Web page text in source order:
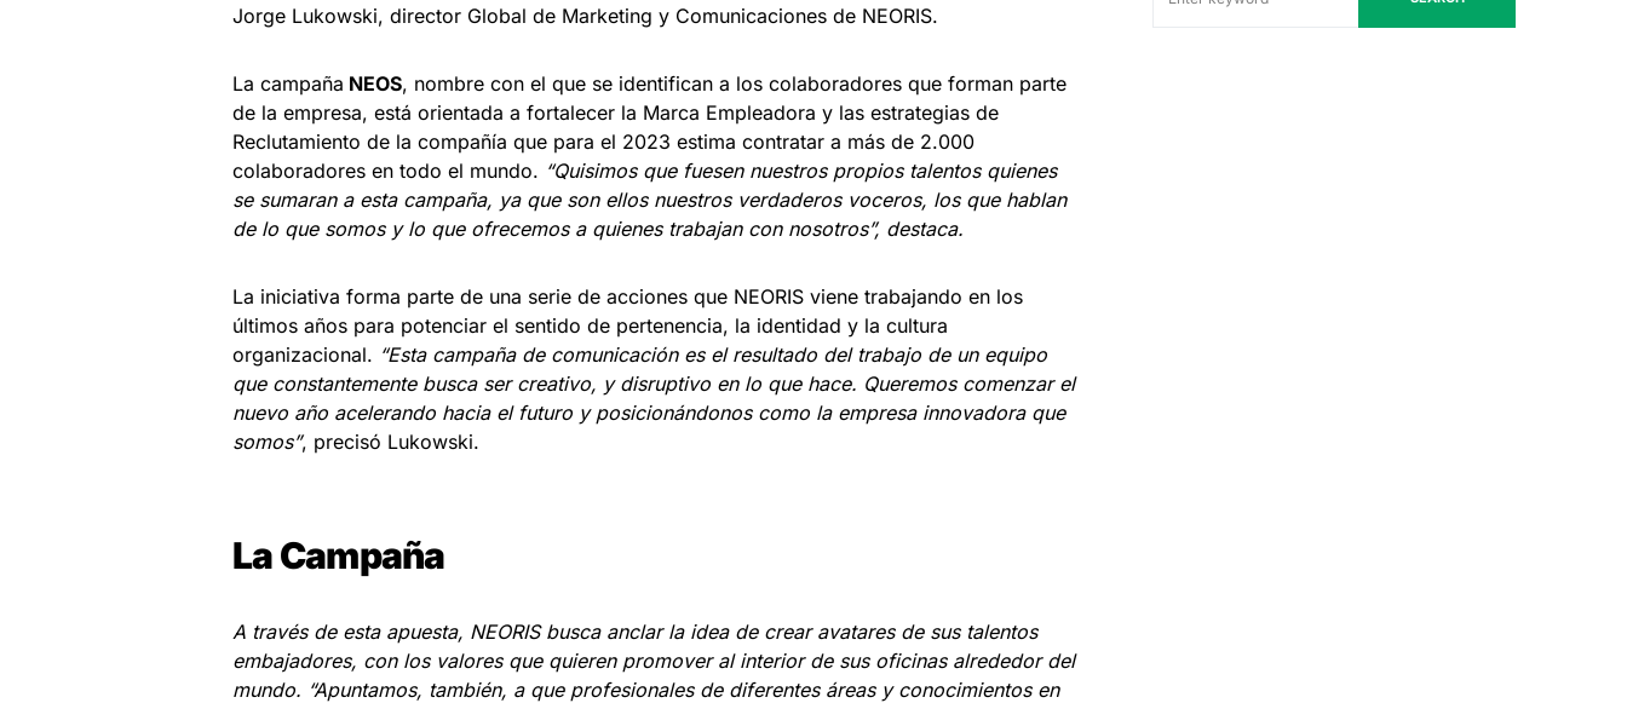
Jorge Lukowski, director Global de Marketing y Comunicaciones de NEORIS.
La campaña NEOS, nombre con el que se identifican a los colaboradores que forman parte
de la empresa, está orientada a fortalecer la Marca Empleadora y las estrategias de
Reclutamiento de la compañía que para el 2023 estima contratar a más de 2.000
colaboradores en todo el mundo. “Quisimos que fuesen nuestros propios talentos quienes
se sumaran a esta campaña, ya que son ellos nuestros verdaderos voceros, los que hablan
de lo que somos y lo que ofrecemos a quienes trabajan con nosotros”, destaca.
La iniciativa forma parte de una serie de acciones que NEORIS viene trabajando en los
últimos años para potenciar el sentido de pertenencia, la identidad y la cultura
organizacional. “Esta campaña de comunicación es el resultado del trabajo de un equipo
que constantemente busca ser creativo, y disruptivo en lo que hace. Queremos comenzar el
nuevo año acelerando hacia el futuro y posicionándonos como la empresa innovadora que
somos”, precisó Lukowski.
La Campaña
A través de esta apuesta, NEORIS busca anclar la idea de crear avatares de sus talentos
embajadores, con los valores que quieren promover al interior de sus oficinas alrededor del
mundo. “Apuntamos, también, a que profesionales de diferentes áreas y conocimientos en